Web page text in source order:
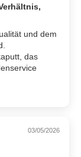
und dem
das
03/05/2026